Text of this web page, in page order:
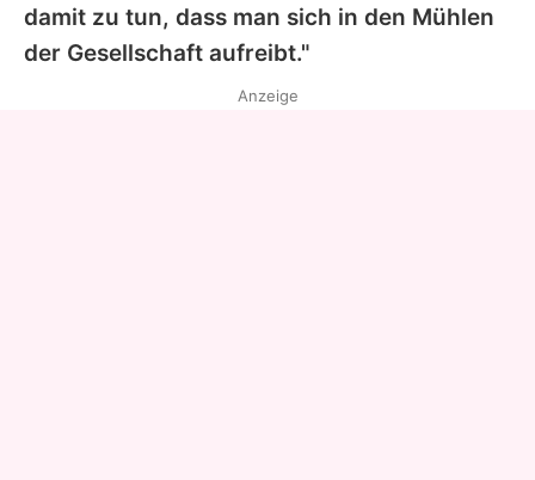
damit zu tun, dass man sich in den Mühlen
der Gesellschaft aufreibt."
Anzeige